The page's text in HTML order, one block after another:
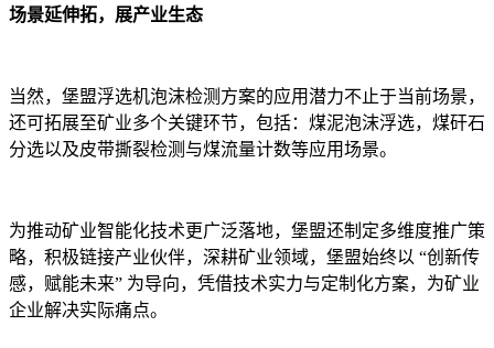
场景延伸拓，展产业生态
当然，堡盟浮选机泡沫检测方案的应用潜力不止于当前场景，
还可拓展至矿业多个关键环节，包括：煤泥泡沫浮选，煤矸石
分选以及皮带撕裂检测与煤流量计数等应用场景。
为推动矿业智能化技术更广泛落地，堡盟还制定多维度推广策
略，积极链接产业伙伴，深耕矿业领域，堡盟始终以 “创新传
感，赋能未来” 为导向，凭借技术实力与定制化方案，为矿业
企业解决实际痛点。